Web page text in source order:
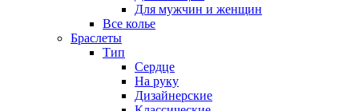
Для мужчин и женщин
Все колье
Браслеты
Тип
Сердце
На руку
Дизайнерские